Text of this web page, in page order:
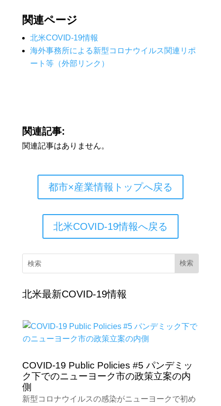
関連ページ
北米COVID-19情報
海外事務所による新型コロナウイルス関連リポ
ート等（外部リンク）
関連記事:
関連記事はありません。
都市×産業情報トップへ戻る
北米COVID-19情報へ戻る
北米最新COVID-19情報
COVID-19 Public Policies #5 パンデミッ
ク下でのニューヨーク市の政策立案の内
側
新型コロナウイルスの感染がニューヨークで初め